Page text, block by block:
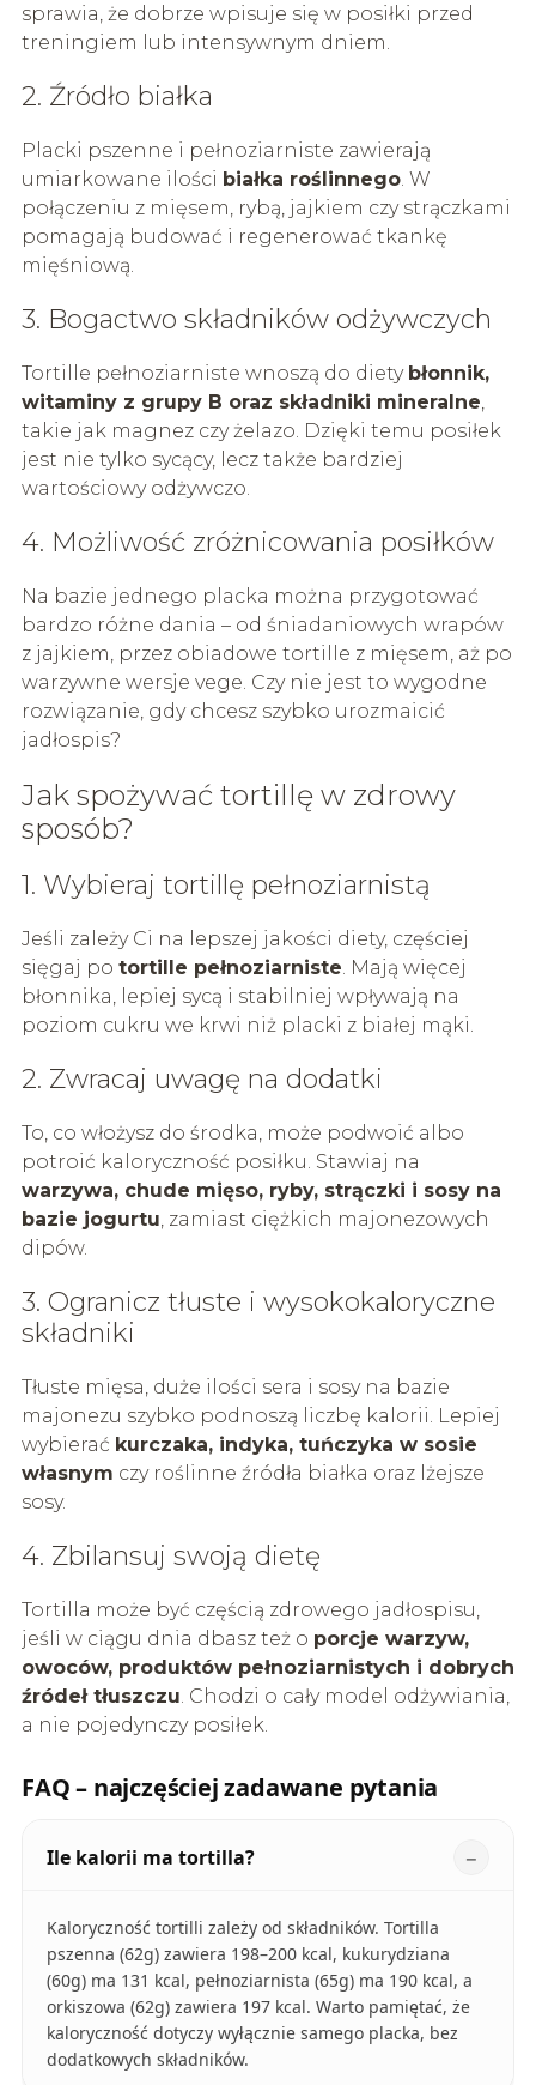
sprawia, że dobrze wpisuje się w posiłki przed
treningiem lub intensywnym dniem.
2. Źródło białka
Placki pszenne i pełnoziarniste zawierają
umiarkowane ilości białka roślinnego. W
połączeniu z mięsem, rybą, jajkiem czy strączkami
pomagają budować i regenerować tkankę
mięśniową.
3. Bogactwo składników odżywczych
Tortille pełnoziarniste wnoszą do diety błonnik,
witaminy z grupy B oraz składniki mineralne,
takie jak magnez czy żelazo. Dzięki temu posiłek
jest nie tylko sycący, lecz także bardziej
wartościowy odżywczo.
4. Możliwość zróżnicowania posiłków
Na bazie jednego placka można przygotować
bardzo różne dania – od śniadaniowych wrapów
z jajkiem, przez obiadowe tortille z mięsem, aż po
warzywne wersje vege. Czy nie jest to wygodne
rozwiązanie, gdy chcesz szybko urozmaicić
jadłospis?
Jak spożywać tortillę w zdrowy
sposób?
1. Wybieraj tortillę pełnoziarnistą
Jeśli zależy Ci na lepszej jakości diety, częściej
sięgaj po tortille pełnoziarniste. Mają więcej
błonnika, lepiej sycą i stabilniej wpływają na
poziom cukru we krwi niż placki z białej mąki.
2. Zwracaj uwagę na dodatki
To, co włożysz do środka, może podwoić albo
potroić kaloryczność posiłku. Stawiaj na
warzywa, chude mięso, ryby, strączki i sosy na
bazie jogurtu, zamiast ciężkich majonezowych
dipów.
3. Ogranicz tłuste i wysokokaloryczne
składniki
Tłuste mięsa, duże ilości sera i sosy na bazie
majonezu szybko podnoszą liczbę kalorii. Lepiej
wybierać kurczaka, indyka, tuńczyka w sosie
własnym czy roślinne źródła białka oraz lżejsze
sosy.
4. Zbilansuj swoją dietę
Tortilla może być częścią zdrowego jadłospisu,
jeśli w ciągu dnia dbasz też o porcje warzyw,
owoców, produktów pełnoziarnistych i dobrych
źródeł tłuszczu. Chodzi o cały model odżywiania,
a nie pojedynczy posiłek.
FAQ – najczęściej zadawane pytania
Ile kalorii ma tortilla?
Kaloryczność tortilli zależy od składników. Tortilla
pszenna (62g) zawiera 198–200 kcal, kukurydziana
(60g) ma 131 kcal, pełnoziarnista (65g) ma 190 kcal, a
orkiszowa (62g) zawiera 197 kcal. Warto pamiętać, że
kaloryczność dotyczy wyłącznie samego placka, bez
dodatkowych składników.